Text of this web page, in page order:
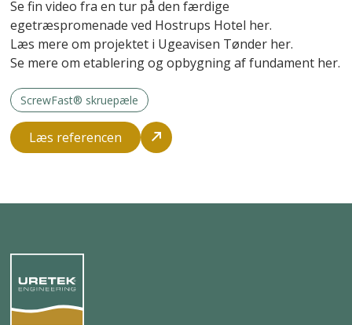
Se fin video fra en tur på den færdige
egetræspromenade ved Hostrups Hotel her.
Læs mere om projektet i Ugeavisen Tønder her.
Se mere om etablering og opbygning af fundament her.
ScrewFast® skruepæle
Læs referencen